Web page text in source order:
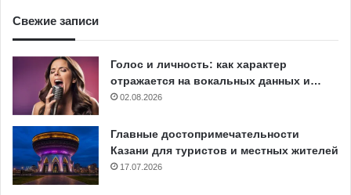
Свежие записи
Голос и личность: как характер
отражается на вокальных данных и…
02.08.2026
Главные достопримечательности
Казани для туристов и местных жителей
17.07.2026